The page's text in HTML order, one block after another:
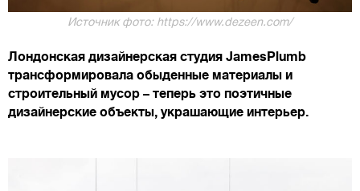
Источник фото: https://www.dezeen.com/
Лондонская дизайнерская студия JamesPlumb
трансформировала обыденные материалы и
строительный мусор – теперь это поэтичные
дизайнерские объекты, украшающие интерьер.